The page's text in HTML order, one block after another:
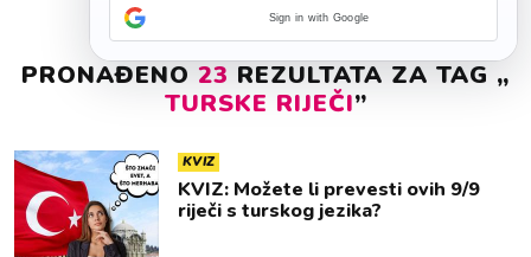
PRONAĐENO 23 REZULTATA ZA TAG „
TURSKE RIJEČI”
KVIZ
KVIZ: Možete li prevesti ovih 9/9
riječi s turskog jezika?
Sign in with Google